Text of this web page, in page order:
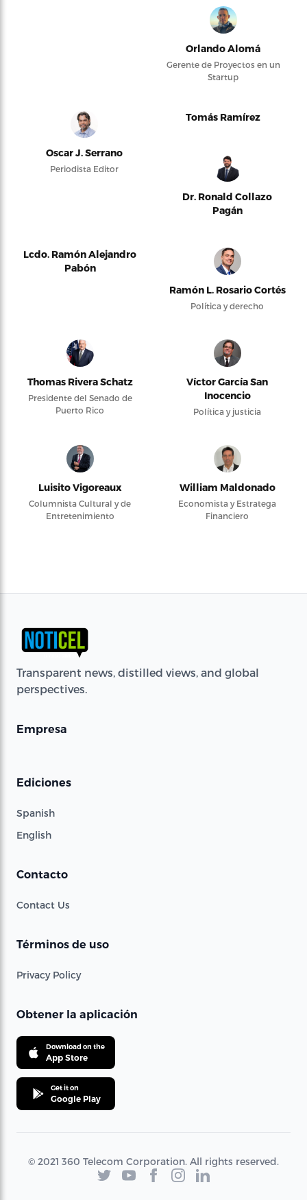
Orlando Alomá
Gerente de Proyectos en un
Startup
Oscar J. Serrano
Periodista Editor
Tomás Ramírez
Dr. Ronald Collazo
Pagán
Lcdo. Ramón Alejandro
Pabón
Ramón L. Rosario Cortés
Política y derecho
Thomas Rivera Schatz
Presidente del Senado de
Puerto Rico
Víctor García San
Inocencio
Política y justicia
Luisito Vigoreaux
Columnista Cultural y de
Entretenimiento
William Maldonado
Economista y Estratega
Financiero
Transparent news, distilled views, and global
perspectives.
Empresa
Ediciones
Spanish
English
Contacto
Contact Us
Términos de uso
Privacy Policy
Obtener la aplicación
Download on the
App Store
Get it on
Google Play
© 2021 360 Telecom Corporation. All rights reserved.